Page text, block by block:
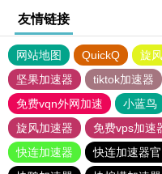
友情链接
网站地图 QuickQ 旋
坚果加速器
tiktok加速器
免费vqn外网加速
小蓝鸟
旋风加速器
免费vps加速
快连加速器
快连加速器